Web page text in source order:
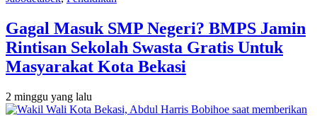
Gagal Masuk SMP Negeri? BMPS Jamin
Rintisan Sekolah Swasta Gratis Untuk
Masyarakat Kota Bekasi
2 minggu yang lalu